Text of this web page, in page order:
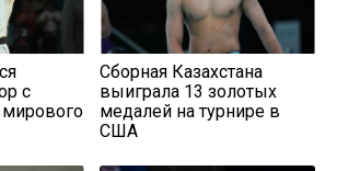
с
мирового
Сборная Казахстана
выиграла 13 золотых
медалей на турнире в
США